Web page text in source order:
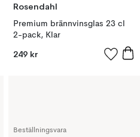
Rosendahl
Premium brännvinsglas 23 cl
2-pack, Klar
249 kr
Beställningsvara